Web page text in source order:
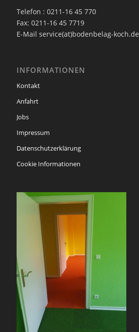
Telefon : 0211-16 45 770
Fax: 0211-16 45 7719
E-Mail service(at)bodenbelag-koch.de
INFORMATIONEN
Kontakt
Anfahrt
Jobs
Impressum
Datenschutzerklärung
Cookie Informationen